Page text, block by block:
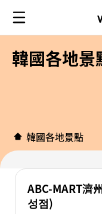
韓國各地景
韓國各地景點
ABC-MART濟
성점)